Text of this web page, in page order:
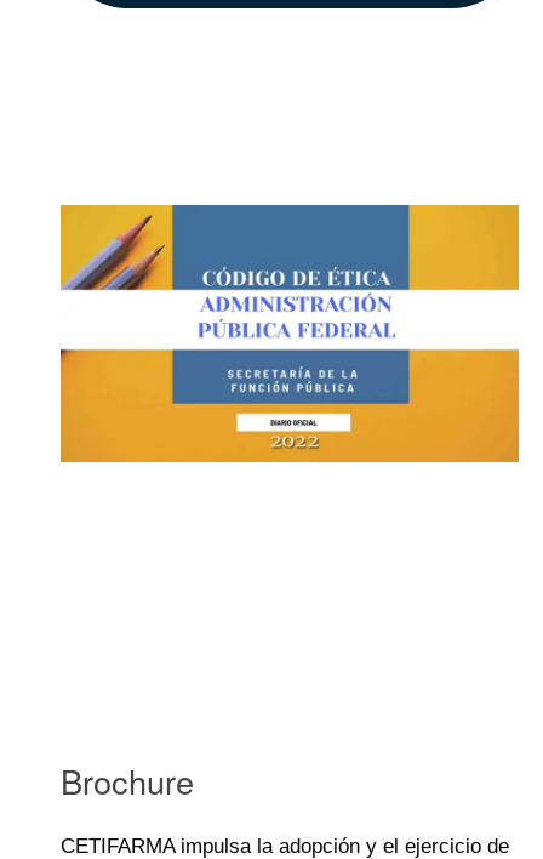
Brochure
CETIFARMA impulsa la adopción y el ejercicio de